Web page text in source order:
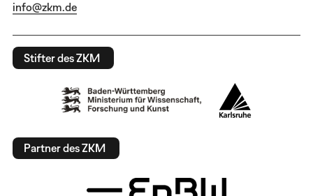
info@zkm.de
Stifter des ZKM
Partner des ZKM